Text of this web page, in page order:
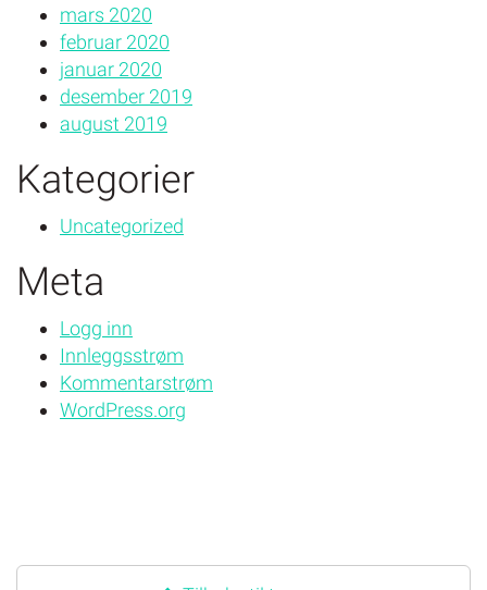
mars 2020
februar 2020
januar 2020
desember 2019
august 2019
Kategorier
Uncategorized
Meta
Logg inn
Innleggsstrøm
Kommentarstrøm
WordPress.org